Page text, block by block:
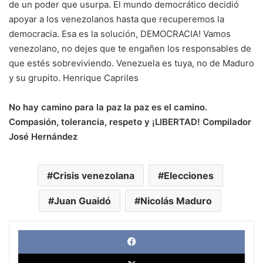
de un poder que usurpa. El mundo democrático decidió
apoyar a los venezolanos hasta que recuperemos la
democracia. Esa es la solución, DEMOCRACIA! Vamos
venezolano, no dejes que te engañen los responsables de
que estés sobreviviendo. Venezuela es tuya, no de Maduro
y su grupito. Henrique Capriles
No hay camino para la paz la paz es el camino.
Compasión, tolerancia, respeto y ¡LIBERTAD! Compilador
José Hernández
Crisis venezolana Elecciones
Juan Guaidó Nicolás Maduro
X